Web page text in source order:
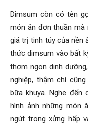
Dimsum còn có tên
món ăn đơn thuần
giá trị tinh túy của nền
thức dimsum vào bất
thơm ngon dinh
nghiệp, thậm chí
bữa khuya. Nghe đến
hình ảnh những món
ngút trong xửng hấp